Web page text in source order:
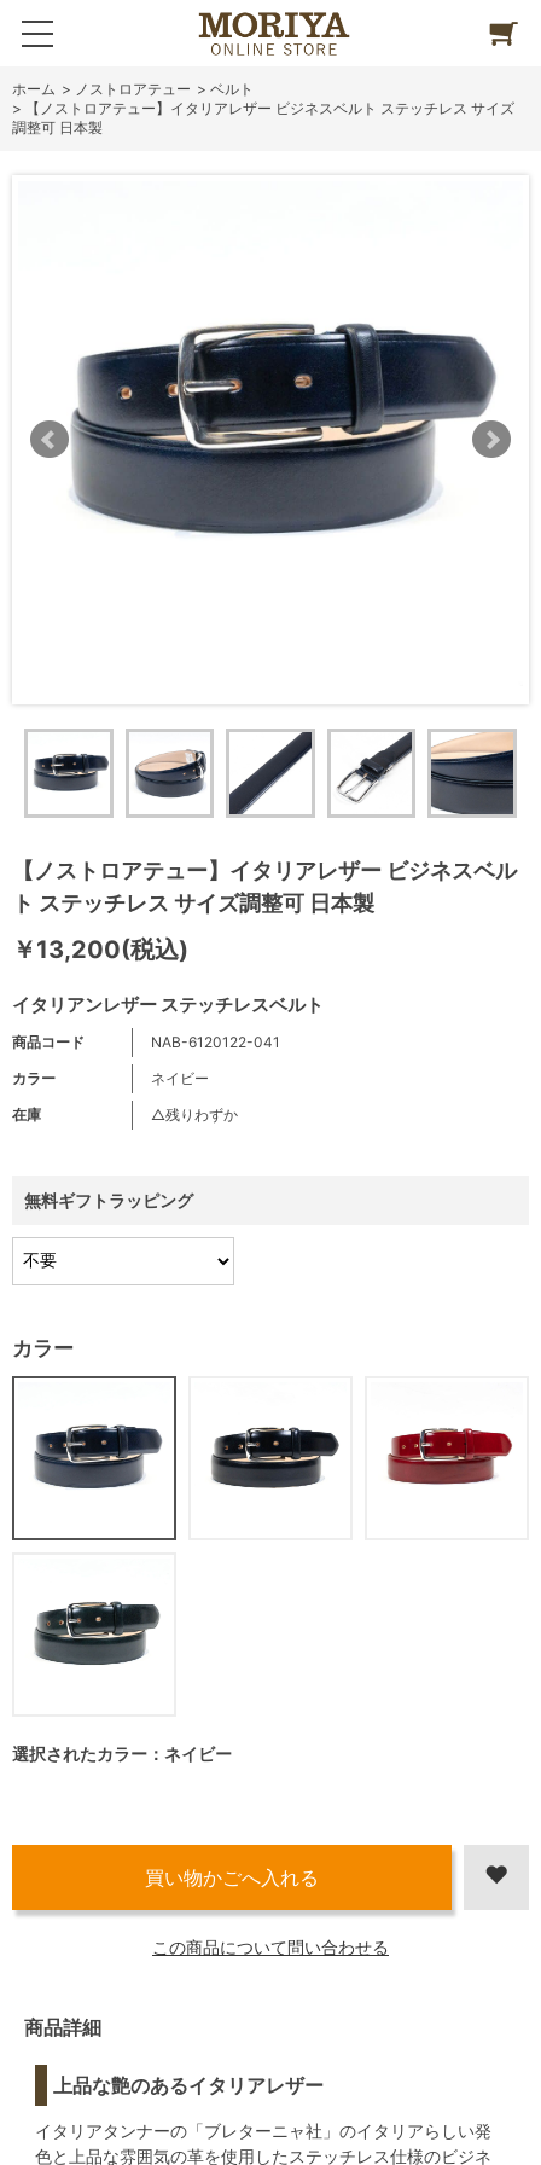
ホーム > ノストロアテュー > ベルト
>
【ノストロアテュー】イタリアレザー ビジネスベルト ステッチレス サイズ
調整可 日本製
【ノストロアテュー】イタリアレザー ビジネスベル
ト ステッチレス サイズ調整可 日本製
イタリアンレザー ステッチレスベルト
￥13,200(税込)
商品コード
NAB-6120122-041
カラー
ネイビー
在庫
△残りわずか
無料ギフトラッピング
カラー
選択されたカラー：ネイビー
この商品について問い合わせる
商品詳細
上品な艶のあるイタリアレザー
イタリアタンナーの「ブレターニャ社」のイタリアらしい発
色と上品な雰囲気の革を使用したステッチレス仕様のビジネ